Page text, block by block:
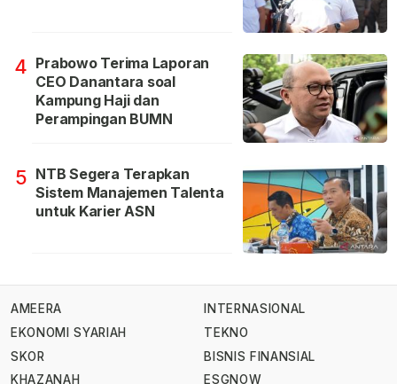
4 Prabowo Terima Laporan
CEO Danantara soal
Kampung Haji dan
Perampingan BUMN
5 NTB Segera Terapkan
Sistem Manajemen Talenta
untuk Karier ASN
AMEERA
EKONOMI SYARIAH
SKOR
KHAZANAH
INTERNASIONAL
TEKNO
BISNIS FINANSIAL
ESGNOW